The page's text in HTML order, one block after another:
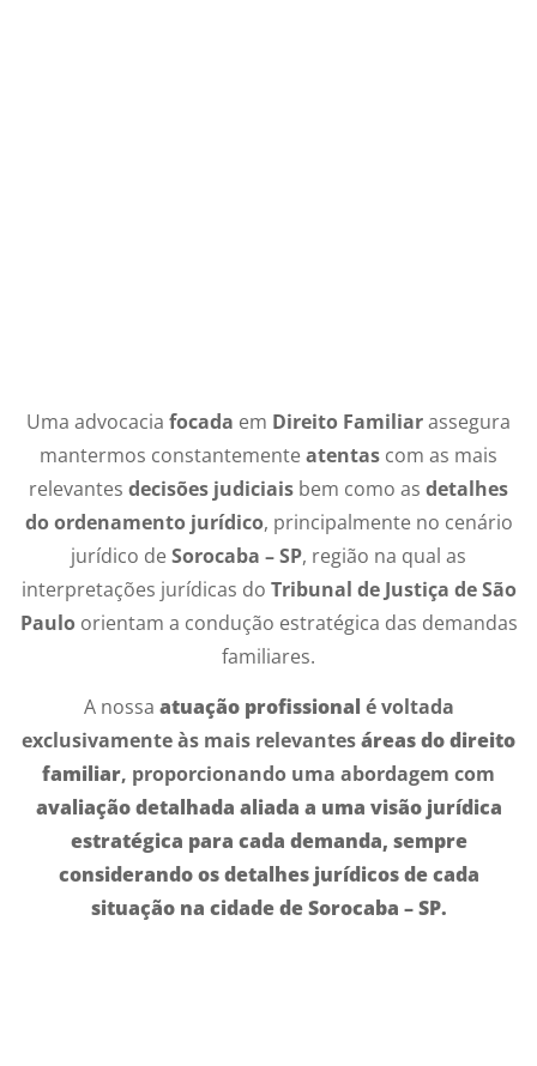
Uma advocacia focada em Direito Familiarassegura
mantermos constantementeatentas com as mais
relevantes decisões judiciais bem como as detalhes
do ordenamento jurídico, principalmente no cenário
jurídico deSorocaba – SP, região na qual as
interpretações jurídicas do Tribunal de Justiça de São
Pauloorientam a condução estratégica das demandas
familiares.
A nossa atuação profissional é voltada
exclusivamente às mais relevantesáreas do direito
familiar, proporcionando uma abordagem com
avaliação detalhada aliada a uma visão jurídica
estratégica para cada demanda, sempre
considerando os detalhes jurídicos de cada
situação na cidade deSorocaba – SP.